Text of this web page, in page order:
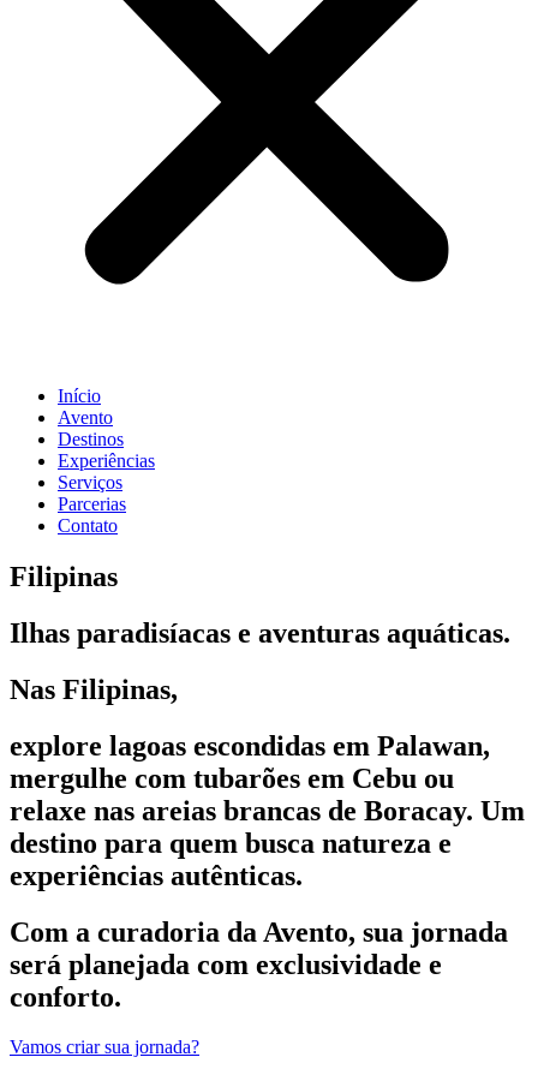
Início
Avento
Destinos
Experiências
Serviços
Parcerias
Contato
Filipinas
Ilhas paradisíacas e aventuras aquáticas.
Nas Filipinas,
explore lagoas escondidas em Palawan,
mergulhe com tubarões em Cebu ou
relaxe nas areias brancas de Boracay. Um
destino para quem busca natureza e
experiências autênticas.
Com a curadoria da Avento, sua jornada
será planejada com exclusividade e
conforto.
Vamos criar sua jornada?